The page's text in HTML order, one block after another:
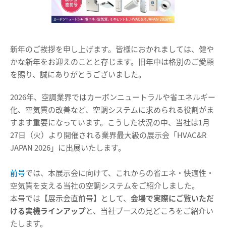
新年のご挨拶を申し上げます。皆様におかれましては、健や
かな新年をお迎えのことと存じます。旧年中は格別のご愛顧
を賜り、誠にありがとうございました。
2026年、空調業界ではカーボンニュートラルや省エネルギー
化、空気質の改善など、空調システムに求められる役割がま
すます重要になっています。こうした状況の中、当社は1月
27日（火）より開催される業界最大級の展示会「HVAC&R
JAPAN 2026」に出展いたします。
前号では、本展示会に向けて、これからの省エネ・快適性・
空気質を支える当社の空調システムをご紹介しました。
本号では【展示会直前号】として、 会場で実際にご覧いただ
ける実機ラインアップと、当社ブースの見どころをご紹介い
たします。